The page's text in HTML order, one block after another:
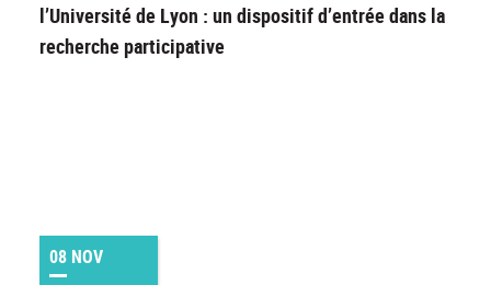
l’Université de Lyon : un dispositif d’entrée dans la
recherche participative
08 NOV